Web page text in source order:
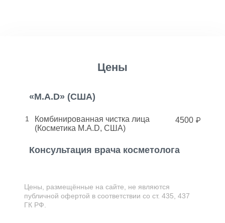
Цены
«M.A.D» (США)
1
Комбинированная чистка лица
(Косметика M.A.D, США)
4500
Консультация врача косметолога
2
Консультация врача-косметолога
по возрастным изменениям
2000
Цены, размещённые на сайте, не являются
публичной офертой в соответствии со ст. 435, 437
ГК РФ.